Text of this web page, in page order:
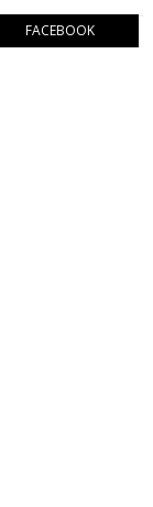
FACEBOOK